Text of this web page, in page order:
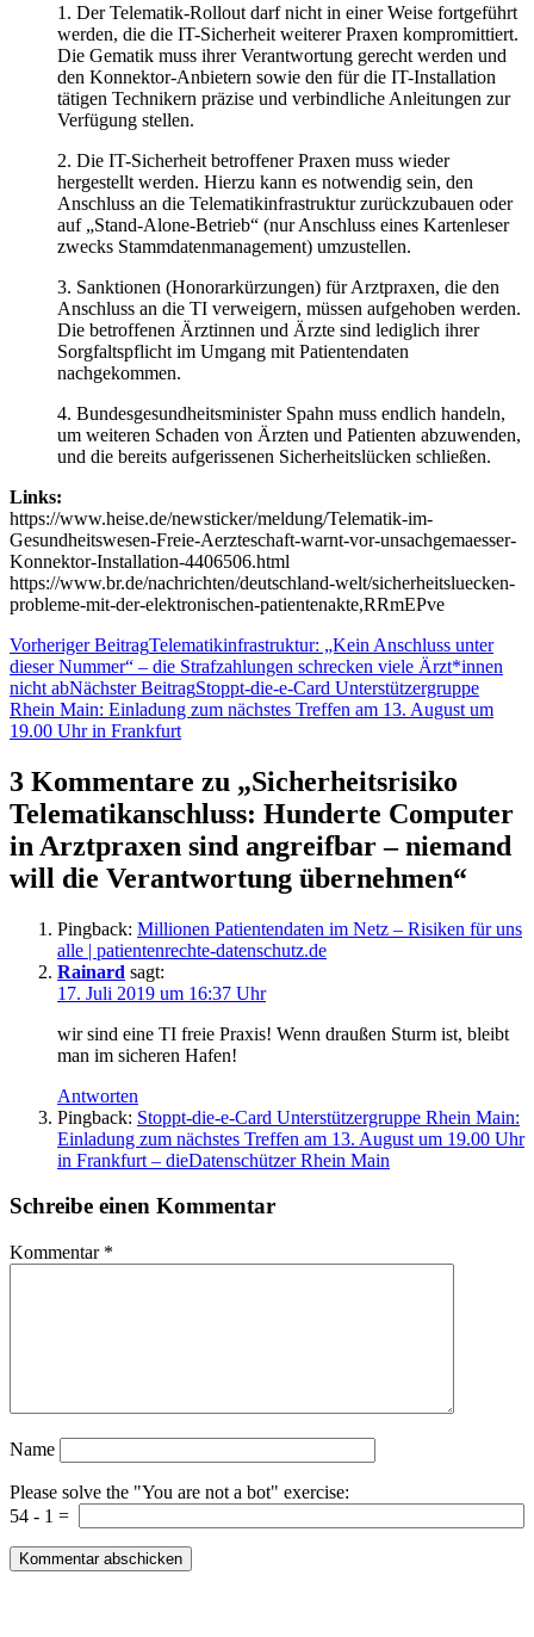
1. Der Telematik-Rollout darf nicht in einer Weise fortgeführt
werden, die die IT-Sicherheit weiterer Praxen kompromittiert.
Die Gematik muss ihrer Verantwortung gerecht werden und
den Konnektor-Anbietern sowie den für die IT-Installation
tätigen Technikern präzise und verbindliche Anleitungen zur
Verfügung stellen.
2. Die IT-Sicherheit betroffener Praxen muss wieder
hergestellt werden. Hierzu kann es notwendig sein, den
Anschluss an die Telematikinfrastruktur zurückzubauen oder
auf „Stand-Alone-Betrieb“ (nur Anschluss eines Kartenleser
zwecks Stammdatenmanagement) umzustellen.
3. Sanktionen (Honorarkürzungen) für Arztpraxen, die den
Anschluss an die TI verweigern, müssen aufgehoben werden.
Die betroffenen Ärztinnen und Ärzte sind lediglich ihrer
Sorgfaltspflicht im Umgang mit Patientendaten
nachgekommen.
4. Bundesgesundheitsminister Spahn muss endlich handeln,
um weiteren Schaden von Ärzten und Patienten abzuwenden,
und die bereits aufgerissenen Sicherheitslücken schließen.
Links:
https://www.heise.de/newsticker/meldung/Telematik-im-
Gesundheitswesen-Freie-Aerzteschaft-warnt-vor-unsachgemaesser-
Konnektor-Installation-4406506.html
https://www.br.de/nachrichten/deutschland-welt/sicherheitsluecken-
probleme-mit-der-elektronischen-patientenakte,RRmEPve
Beitragsnavigation
Vorheriger BeitragTelematikinfrastruktur: „Kein Anschluss unter
dieser Nummer“ – die Strafzahlungen schrecken viele Ärzt*innen
nicht abNächster BeitragStoppt-die-e-Card Unterstützergruppe
Rhein Main: Einladung zum nächstes Treffen am 13. August um
19.00 Uhr in Frankfurt
3 Kommentare zu „Sicherheitsrisiko
Telematikanschluss: Hunderte Computer
in Arztpraxen sind angreifbar – niemand
will die Verantwortung übernehmen“
Pingback: Millionen Patientendaten im Netz – Risiken für uns
alle | patientenrechte-datenschutz.de
Rainard sagt:
17. Juli 2019 um 16:37 Uhr
wir sind eine TI freie Praxis! Wenn draußen Sturm ist, bleibt
man im sicheren Hafen!
Antworten
Pingback: Stoppt-die-e-Card Unterstützergruppe Rhein Main:
Einladung zum nächstes Treffen am 13. August um 19.00 Uhr
in Frankfurt – dieDatenschützer Rhein Main
Schreibe einen Kommentar
Kommentar *
Name
Please solve the "You are not a bot" exercise:
54 - 1 =